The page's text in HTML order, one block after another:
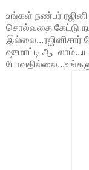
உங்கள் நண்பர்
சொல்வதை கேட்டு
இல்லை...ரஜினிசார்
ஷுமாட்டி